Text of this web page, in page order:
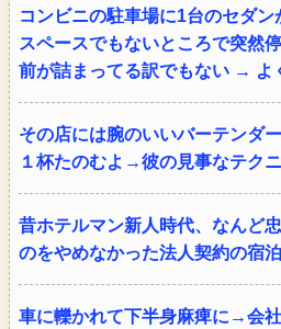
コンビニの駐車場に1台のセダ
スペースでもないところで突然
前が詰まってる訳でもない →
その店には腕のいいバーテンダ
１杯たのむよ→彼の見事なテク
昔ホテルマン新人時代、なんど
のをやめなかった法人契約の宿
車に轢かれて下半身麻痺に→会